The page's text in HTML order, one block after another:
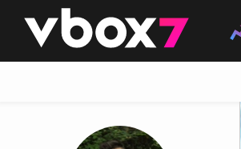
👾